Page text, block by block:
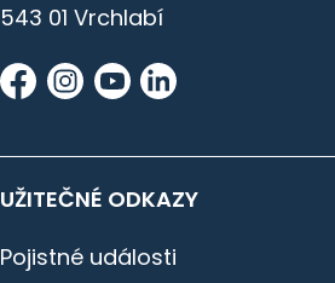
543 01 Vrchlabí
UŽITEČNÉ ODKAZY
Pojistné události